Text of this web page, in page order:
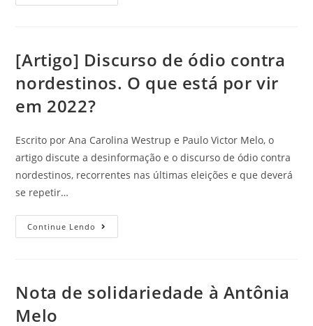
[Artigo] Discurso de ódio contra
nordestinos. O que está por vir
em 2022?
Escrito por Ana Carolina Westrup e Paulo Victor Melo, o
artigo discute a desinformação e o discurso de ódio contra
nordestinos, recorrentes nas últimas eleições e que deverá
se repetir…
Continue Lendo
Nota de solidariedade à Antônia
Melo